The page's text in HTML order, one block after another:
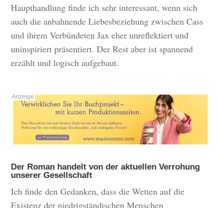
Haupthandlung finde ich sehr interessant, wenn sich
auch die anbahnende Liebesbeziehung zwischen Cass
und ihrem Verbündeten Jax eher unreflektiert und
uninspiriert präsentiert. Der Rest aber ist spannend
erzählt und logisch aufgebaut.
Der Roman handelt von der aktuellen Verrohung
unserer Gesellschaft
Ich finde den Gedanken, dass die Wetten auf die
Existenz der niedrigständischen Menschen